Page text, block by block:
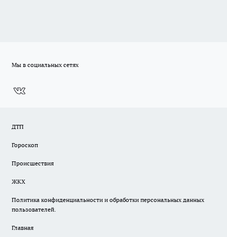
Мы в социальных сетях
ДТП
Гороскоп
Происшествия
ЖКХ
Политика конфиденциальности и обработки персональных данных
пользователей.
Главная